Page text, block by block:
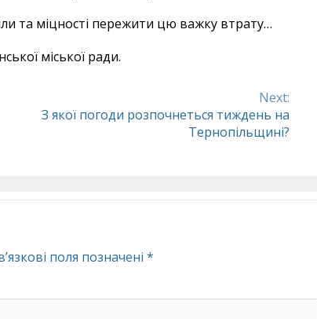
та міцності пережити цю важку втрату…
міської ради.
Next:
З якої погоди розпочнеться тиждень на
Тернопільщині?
поля позначені *